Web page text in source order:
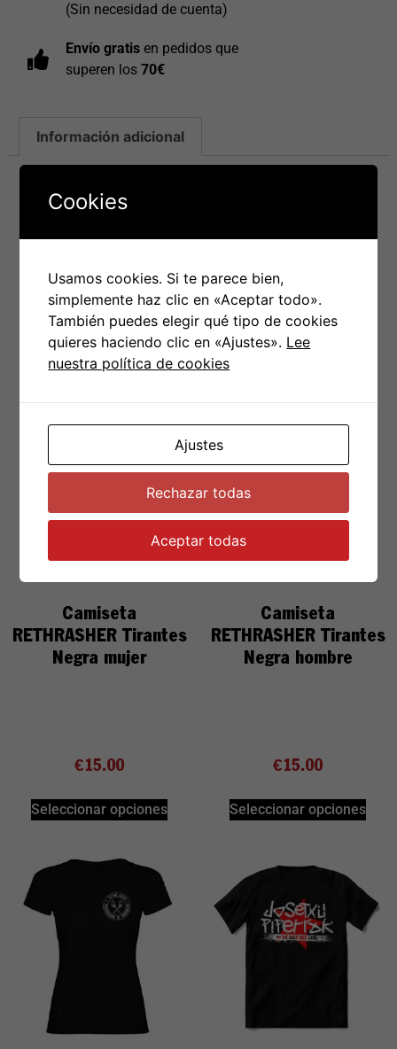
(Sin necesidad de cuenta)
Envío gratis en pedidos que
superen los 70€
Información adicional
Información adicional
PRODUCTOS RELACIONADOS
Camiseta
RETHRASHER Tirantes
Negra mujer
€15.00
Seleccionar opciones
Camiseta
RETHRASHER Tirantes
Negra hombre
€15.00
Seleccionar opciones
Cookies
Usamos cookies. Si te parece bien,
simplemente haz clic en «Aceptar todo».
También puedes elegir qué tipo de cookies
quieres haciendo clic en «Ajustes». Lee
nuestra política de cookies
Ajustes
Rechazar todas
Aceptar todas